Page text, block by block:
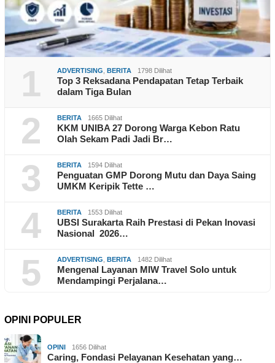
1 ADVERTISING BERITA 1798 Dilihat
Top 3 Reksadana Pendapatan Tetap Terbaik
dalam Tiga Bulan
2 BERITA 1665 Dilihat
KKM UNIBA 27 Dorong Warga Kebon Ratu
Olah Sekam Padi Jadi Br…
3 BERITA 1594 Dilihat
Penguatan GMP Dorong Mutu dan Daya Saing
UMKM Keripik Tette …
4 BERITA 1553 Dilihat
UBSI Surakarta Raih Prestasi di Pekan Inovasi
Nasional 2026…
5 ADVERTISING BERITA 1482 Dilihat
Mengenal Layanan MIW Travel Solo untuk
Mendampingi Perjalana…
OPINI POPULER
OPINI 1656 Dilihat
Caring, Fondasi Pelayanan Kesehatan yang…